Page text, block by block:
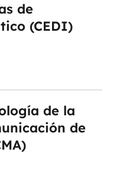
de
(CEDI)
de la
de